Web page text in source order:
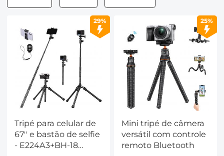
29%
Tripé para celular de
67'' e bastão de selfie
- E224A3+BH-18
25%
Mini tripé de câmera
versátil com controle
remoto Bluetooth